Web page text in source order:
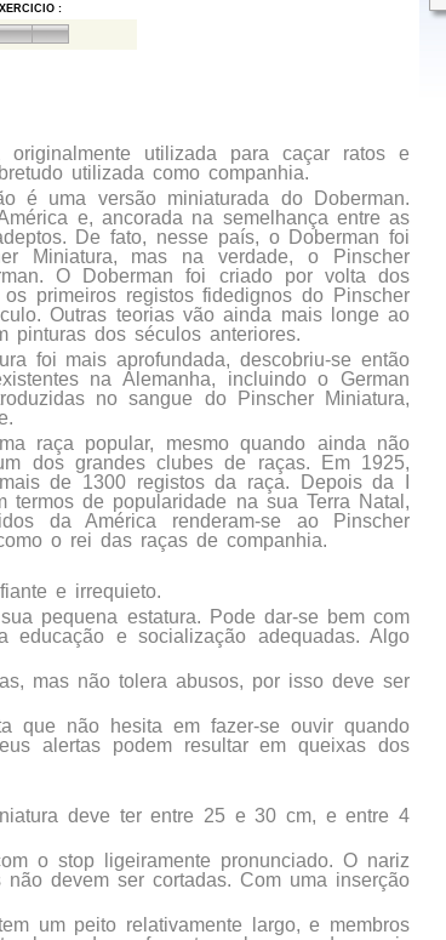
:
utilizada para caçar ratos e
utilizada como companhia.
é uma versão miniaturada do Doberman.
e, ancorada na semelhança entre as
De fato, nesse país, o Doberman foi
Miniatura, mas na verdade, o Pinscher
O Doberman foi criado por volta dos
primeiros registos fidedignos do Pinscher
Outras teorias vão ainda mais longe ao
pinturas dos séculos anteriores.
foi mais aprofundada, descobriu-se então
na Alemanha, incluindo o German
no sangue do Pinscher Miniatura,
raça popular, mesmo quando ainda não
dos grandes clubes de raças. Em 1925,
de 1300 registos da raça. Depois da I
de popularidade na sua Terra Natal,
da América renderam-se ao Pinscher
o rei das raças de companhia.
e irrequieto.
pequena estatura. Pode dar-se bem com
e socialização adequadas. Algo
mas não tolera abusos, por isso deve ser
que não hesita em fazer-se ouvir quando
alertas podem resultar em queixas dos
deve ter entre 25 e 30 cm, e entre 4
o stop ligeiramente pronunciado. O nariz
devem ser cortadas. Com uma inserção
um peito relativamente largo, e membros